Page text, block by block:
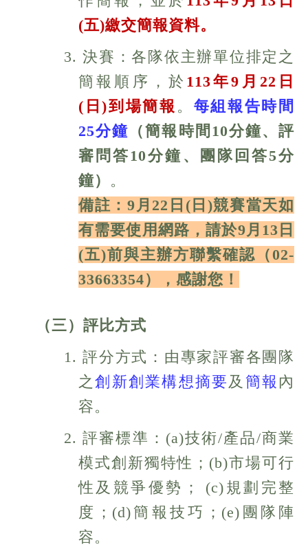
(五)繳交簡報資料。
3. 決賽：各隊依主辦單位排定之
簡報順序，於 113年9 月 22 日
(日)到場簡報 。 每組報告時間
25分鐘 （簡報時間10分鐘、評
審問答10分鐘、團隊回答5分
鐘） 。
備註：9月22日(日)競賽當天如
有需要使用網路，請於9月13日
(五)前與主辦方聯繫確認（02-
33663354），感謝您！
（三）評比方式
1. 評分方式：由專家評審各團隊
之創新創業構想摘要 及 簡報 內
容。
2. 評審標準：(a)技術/產品/商業
模式創新獨特性；(b)市場可行
性及競爭優勢； (c)規劃完整
度；(d)簡報技巧；(e)團隊陣
容。